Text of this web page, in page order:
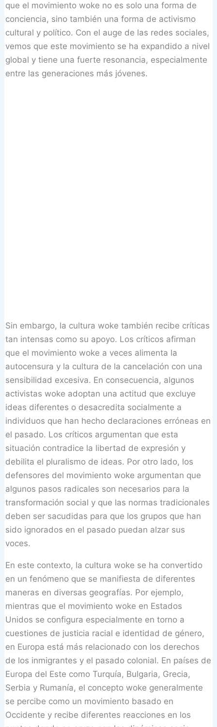
que el movimiento woke no es solo una forma de
conciencia, sino también una forma de activismo
cultural y político. Con el auge de las redes sociales,
vemos que este movimiento se ha expandido a nivel
global y tiene una fuerte resonancia, especialmente
entre las generaciones más jóvenes.
Sin embargo, la cultura woke también recibe críticas
tan intensas como su apoyo. Los críticos afirman
que el movimiento woke a veces alimenta la
autocensura y la cultura de la cancelación con una
sensibilidad excesiva. En consecuencia, algunos
activistas woke adoptan una actitud que excluye
ideas diferentes o desacredita socialmente a
individuos que han hecho declaraciones erróneas en
el pasado. Los críticos argumentan que esta
situación contradice la libertad de expresión y
debilita el pluralismo de ideas. Por otro lado, los
defensores del movimiento woke argumentan que
algunos pasos radicales son necesarios para la
transformación social y que las normas tradicionales
deben ser sacudidas para que los grupos que han
sido ignorados en el pasado puedan alzar sus
voces.
En este contexto, la cultura woke se ha convertido
en un fenómeno que se manifiesta de diferentes
maneras en diversas geografías. Por ejemplo,
mientras que el movimiento woke en Estados
Unidos se configura especialmente en torno a
cuestiones de justicia racial e identidad de género,
en Europa está más relacionado con los derechos
de los inmigrantes y el pasado colonial. En países de
Europa del Este como Turquía, Bulgaria, Grecia,
Serbia y Rumanía, el concepto woke generalmente
se percibe como un movimiento basado en
Occidente y recibe diferentes reacciones en los